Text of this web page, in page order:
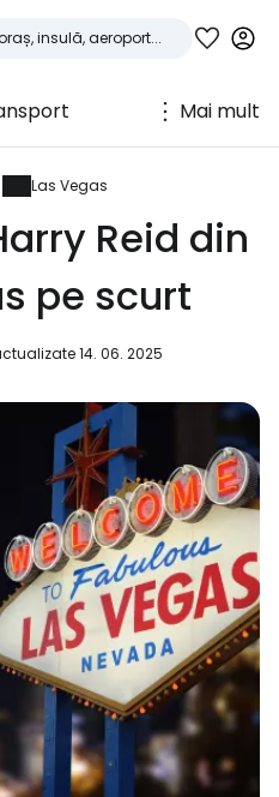
Mai mult
Las Vegas
Reid din
pe scurt
14. 06. 2025
vă la
a călătorilor
cu Google
cu Facebook
cu e-mailul